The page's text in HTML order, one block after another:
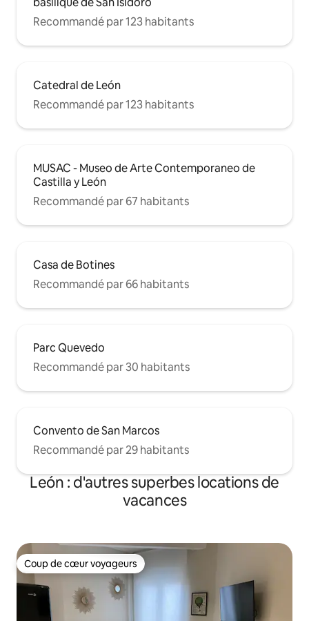
Recommandé par 123 habitants
Catedral de León
Recommandé par 123 habitants
MUSAC - Museo de Arte Contemporaneo de
Castilla y León
Recommandé par 67 habitants
Casa de Botines
Recommandé par 66 habitants
Parc Quevedo
Recommandé par 30 habitants
Convento de San Marcos
Recommandé par 29 habitants
León : d'autres superbes locations de
vacances
Coup de cœur voyageurs
Coup de cœur voyageurs